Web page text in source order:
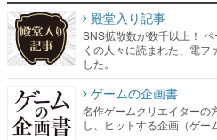
殿堂入り記事
SNS拡散数が数千以上！
くの人々に読まれた、電フ
した。
ゲームの企画書
名作ゲームクリエイターの
し、ヒットする企画（ゲー